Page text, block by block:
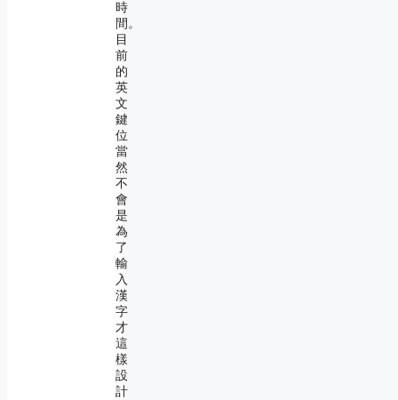
時
間。
目
前
的
英
文
鍵
位
當
然
不
會
是
為
了
輸
入
漢
字
才
這
樣
設
計